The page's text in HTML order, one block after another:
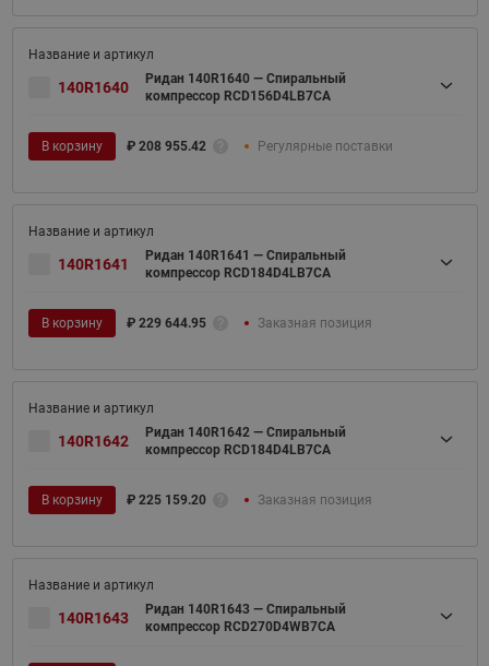
140R1640
Ридан 140R1640 — Спиральный
компрессор RCD156D4LB7CA
В корзину ₽ 208 955.42 Регулярные поставки
140R1641
Ридан 140R1641 — Спиральный
компрессор RCD184D4LB7CA
В корзину ₽ 229 644.95 Заказная позиция
140R1642
Ридан 140R1642 — Спиральный
компрессор RCD184D4LB7CA
В корзину ₽ 225 159.20 Заказная позиция
140R1643
Ридан 140R1643 — Спиральный
компрессор RCD270D4WB7CA